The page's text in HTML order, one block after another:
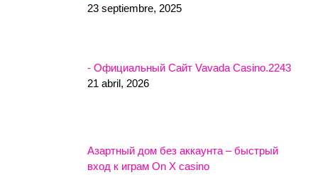
23 septiembre, 2025
- Официальный Сайт Vavada Casino.2243
21 abril, 2026
Азартный дом без аккаунта – быстрый
вход к играм On X casino